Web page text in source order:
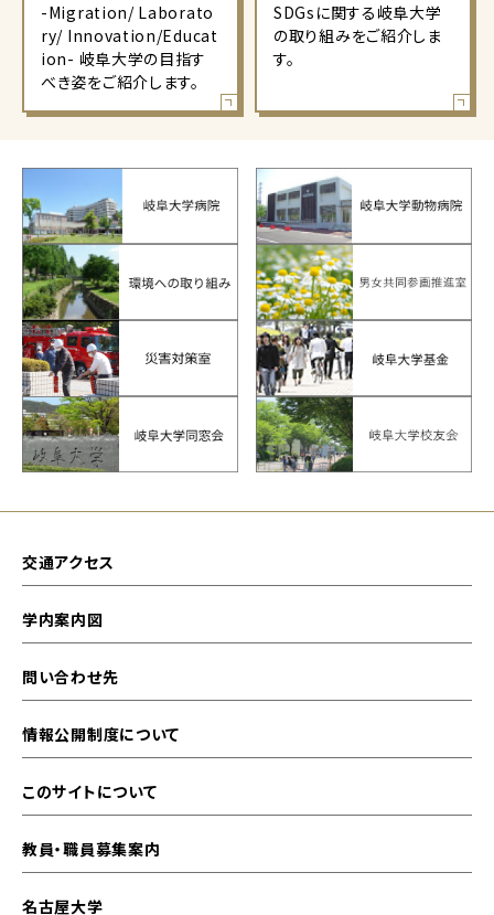
-Migration/ Laborato
ry/ Innovation/Educat
ion- 岐阜大学の目指す
べき姿をご紹介します。
SDGsに関する岐阜大学
の取り組みをご紹介しま
す。
交通アクセス
学内案内図
問い合わせ先
情報公開制度について
このサイトについて
教員・職員募集案内
名古屋大学